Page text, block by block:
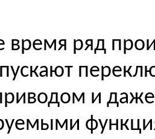
время ряд
и даже